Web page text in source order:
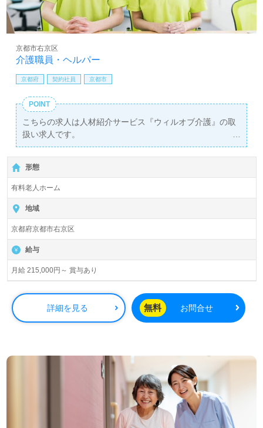
介護職員・ヘルパー
京都市右京区
京都府 契約社員 京都市
POINT
こちらの求人は人材紹介サービス『ウィルオブ介護』の取
扱い求人です。
詳細に関してお気軽にご相談ください♪
【無料】で皆さんの転職活動をサポートいたします。
形態
有料老人ホーム
地域
京都府京都市右京区
給与
月給 215,000円～ 賞与あり
詳細を見る 無料 お問合せ